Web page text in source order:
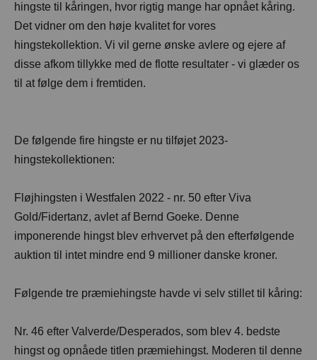
hingste til kåringen, hvor rigtig mange har opnået kåring.
Det vidner om den høje kvalitet for vores
hingstekollektion. Vi vil gerne ønske avlere og ejere af
disse afkom tillykke med de flotte resultater - vi glæder os
til at følge dem i fremtiden.
De følgende fire hingste er nu tilføjet 2023-
hingstekollektionen:
Fløjhingsten i Westfalen 2022 - nr. 50 efter Viva
Gold/Fidertanz, avlet af Bernd Goeke. Denne
imponerende hingst blev erhvervet på den efterfølgende
auktion til intet mindre end 9 millioner danske kroner.
Følgende tre præmiehingste havde vi selv stillet til kåring:
Nr. 46 efter Valverde/Desperados, som blev 4. bedste
hingst og opnåede titlen præmiehingst. Moderen til denne